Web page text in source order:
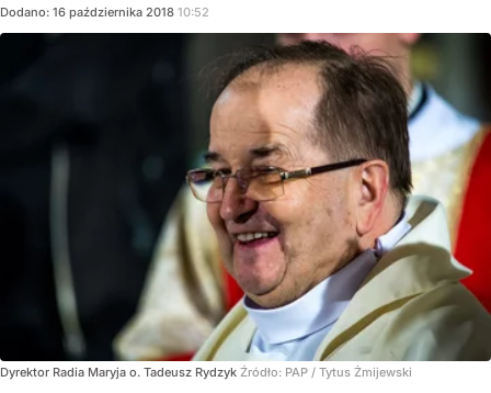
Dodano: 16 października 2018 10:52
Dyrektor Radia Maryja o. Tadeusz Rydzyk Źródło: PAP / Tytus Żmijewski